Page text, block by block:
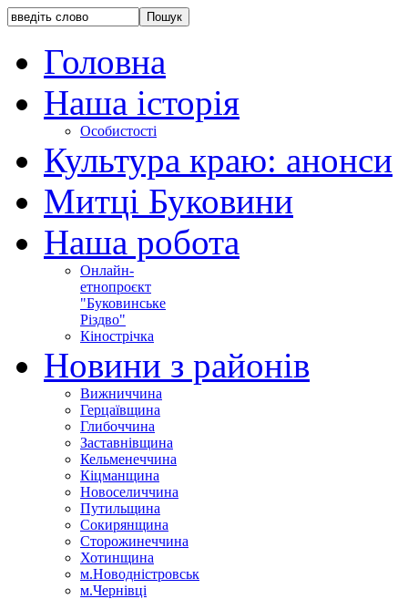
Головна
Наша історія
Особистості
Культура краю: анонси
Митці Буковини
Наша робота
Онлайн-
етнопроєкт
"Буковинське
Різдво"
Кінострічка
Новини з районів
Вижниччина
Герцаївщина
Глибоччина
Заставнівщина
Кельменеччина
Кіцманщина
Новоселиччина
Путильщина
Сокирянщина
Сторожинеччина
Хотинщина
м.Новодністровськ
м.Чернівці